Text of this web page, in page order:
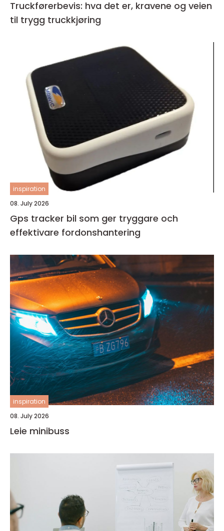
Truckførerbevis: hva det er, kravene og veien
til trygg truckkjøring
inspiration
08. July 2026
Gps tracker bil som ger tryggare och
effektivare fordonshantering
inspiration
08. July 2026
Leie minibuss